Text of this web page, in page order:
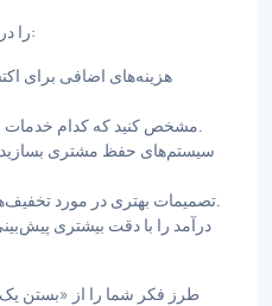
وقتی CLV را درک می‌کنید، می‌توانید:
هزینه‌های اضافی برای
مشخص کنید که کدام خدمات و انواع مشتری سودآورتر هستند.
سیستم‌های حفظ مشتری بسازید
تصمیمات بهتری در مورد تخفیف‌ها و مدل‌های قیمت‌گذاری بگیرید.
درآمد را با دقت بیشتری